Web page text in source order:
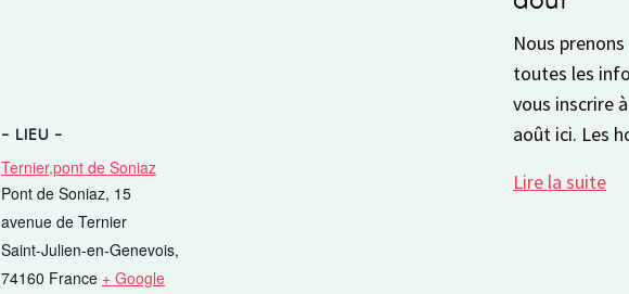
LIEU
Ternier,pont de Soniaz
Pont de Soniaz, 15
avenue de Ternier
Saint-Julien-en-Genevois,
74160 France + Google
Nous prenons quelques
toutes les infos pour
vous inscrire à nos
août ici. Les horaires de